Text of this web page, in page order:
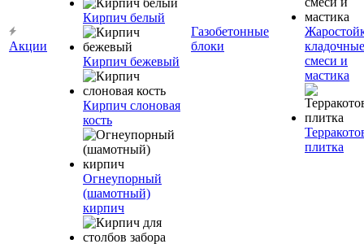
Акции
Кирпич белый
Кирпич бежевый
Кирпич слоновая
кость
Огнеупорный
(шамотный)
кирпич
Газобетонные
блоки
кладочные
смеси и
мастика
плитка